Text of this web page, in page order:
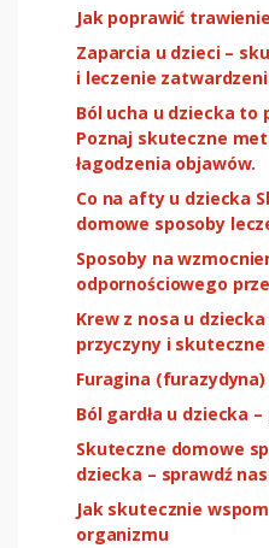
Jak poprawić trawienie
Zaparcia u dzieci –
i leczenie
Ból ucha u dziecka to
Poznaj skuteczne
łagodzenia objawów.
Co na afty u dziecka
domowe sposoby
Sposoby na
odpornościowego
Krew z nosa u
przyczyny i
Furagina
Ból gardła u dziecka
Skuteczne domowe
dziecka – sprawdź
Jak skutecznie
organizmu